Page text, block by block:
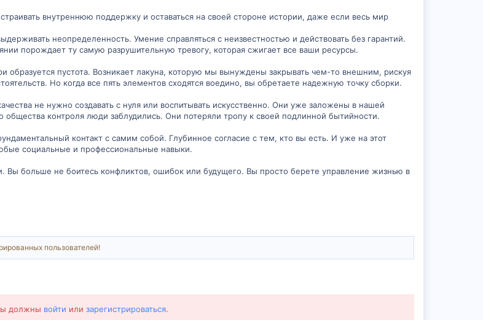
внутреннюю поддержку и оставаться на своей стороне истории, даже если весь мир
неопределенность. Умение справляться с неизвестностью и действовать без гарантий.
порождает ту самую разрушительную тревогу, которая сжигает все ваши ресурсы.
образуется пустота. Возникает лакуна, которую мы вынуждены закрывать чем-то внешним, рискуя
Но когда все пять элементов сходятся воедино, вы обретаете надежную точку сборки.
не нужно создавать с нуля или воспитывать искусственно. Они уже заложены в нашей
общества контроля люди заблудились. Они потеряли тропу к своей подлинной бытийности.
контакт с самим собой. Глубинное согласие с тем, кто вы есть. И уже на этот
социальные и профессиональные навыки.
Вы больше не боитесь конфликтов, ошибок или будущего. Вы просто берете управление жизнью в
пользователей!
должны войти или зарегистрироваться.